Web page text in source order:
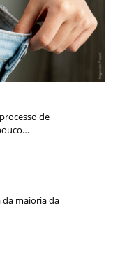
de
da maioria da